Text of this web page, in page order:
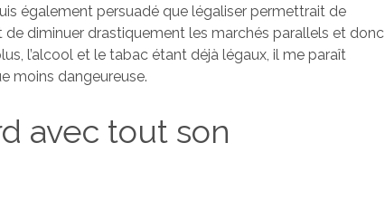
également persuadé que légaliser permettrait de
diminuer drastiquement les marchés parallels et donc
l’alcool et le tabac étant déjà légaux, il me paraît
moins dangeureuse.
avec tout son